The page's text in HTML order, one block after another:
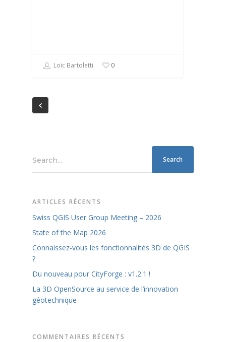
Loïc Bartoletti 0
Search...
ARTICLES RÉCENTS
Swiss QGIS User Group Meeting – 2026
State of the Map 2026
Connaissez-vous les fonctionnalités 3D de QGIS
?
Du nouveau pour CityForge : v1.2.1 !
La 3D OpenSource au service de l’innovation
géotechnique
COMMENTAIRES RÉCENTS